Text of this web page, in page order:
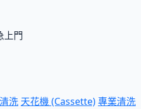
上門
洗 天花機 (Cassette)專業清洗